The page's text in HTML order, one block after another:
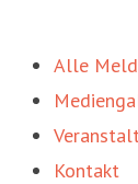
Alle
Kontakt